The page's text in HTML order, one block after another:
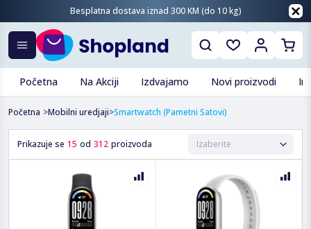
Besplatna dostava iznad 300 KM (do 10 kg)
Početna Na Akciji Izdvajamo Novi proizvodi
Početna >Mobilni uredjaji>Smartwatch (pametni Satovi)
Prikazuje se 15 od 312 proizvoda